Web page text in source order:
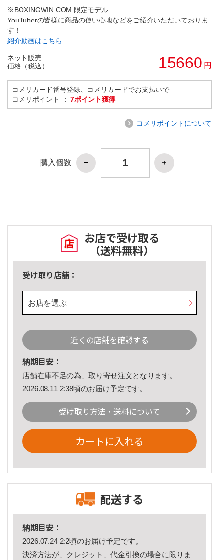
※BOXINGWIN.COM 限定モデル
YouTuberの皆様に商品の使い心地などをご紹介いただいておりま
す！
紹介動画はこちら
ネット販売
価格（税込）
15660 円
コメリカード番号登録、コメリカードでお支払いで
コメリポイント ： 7ポイント獲得
コメリポイントについて
購入個数
お店で受け取る
（送料無料）
受け取り店舗：
お店を選ぶ
近くの店舗を確認する
納期目安：
店舗在庫不足の為、取り寄せ注文となります。
2026.08.11 2:38頃のお届け予定です。
受け取り方法・送料について
カートに入れる
配送する
納期目安：
2026.07.24 2:2頃のお届け予定です。
決済方法が、クレジット、代金引換の場合に限りま